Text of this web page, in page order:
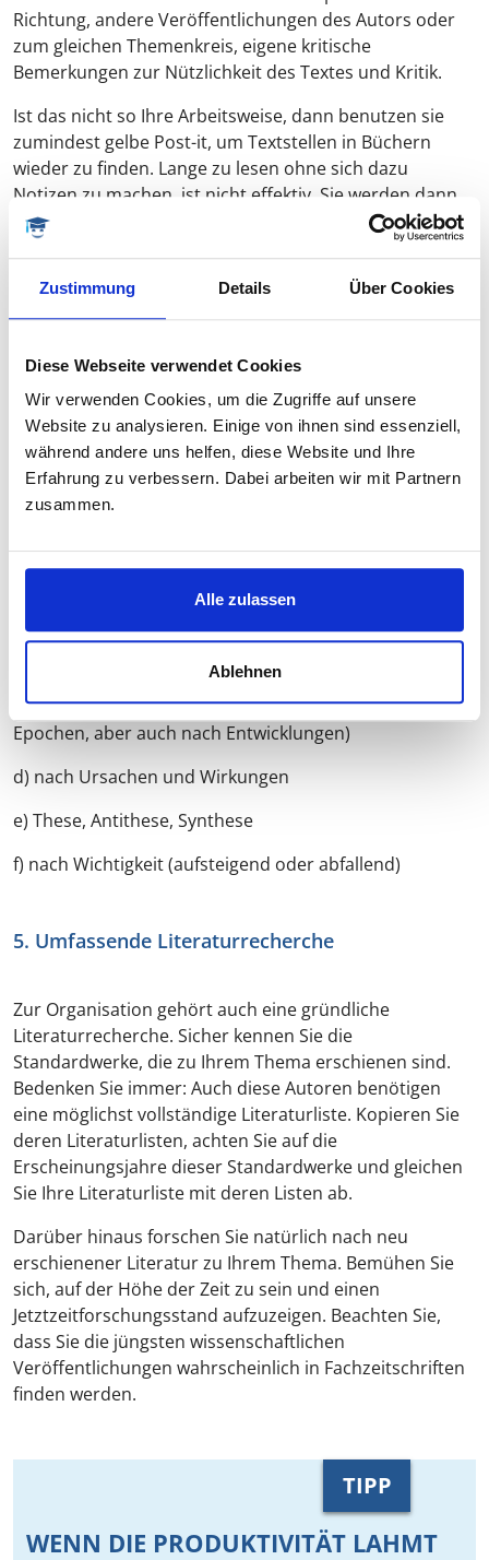
Zustimmung Details Über Cookies
Diese Webseite verwendet Cookies
Wir verwenden Cookies, um die Zugriffe auf unsere
Website zu analysieren. Einige von ihnen sind essenziell,
während andere uns helfen, diese Website und Ihre
Erfahrung zu verbessern. Dabei arbeiten wir mit Partnern
zusammen.
Alle zulassen
Ablehnen
Richtung, andere Veröffentlichungen des Autors oder
zum gleichen Themenkreis, eigene kritische
Bemerkungen zur Nützlichkeit des Textes und Kritik.
Ist das nicht so Ihre Arbeitsweise, dann benutzen sie
zumindest gelbe Post-it, um Textstellen in Büchern
wieder zu finden. Lange zu lesen ohne sich dazu
Notizen zu machen, ist nicht effektiv. Sie werden dann
später beim Schreiben feststellen, dass sie sich an
etwas Gelesenes erinnern, aber nicht mehr wissen, wo
es stand. Spätestens beim Einfügen von Zitaten in die
Bachelorarbeit wird das Ihren Zeitaufwand erhöhen.
4. Gliederungsmuster festlegen
Gliederungsmuster sind für die Organisation Ihrer
Bachelorarbeit besonders hilfreich, wenn sie ein erstes
Inhaltsverzeichnis entwerfen müssen. Solche Muster
a) das deduktive Verfahren: vom Allgemeinen zum
b) das induktive Verfahren: vom Besonderen zum
c) der chronologische Aufbau (nach Zeitabschnitten und
Epochen, aber auch nach Entwicklungen)
d) nach Ursachen und Wirkungen
e) These, Antithese, Synthese
f) nach Wichtigkeit (aufsteigend oder abfallend)
5. Umfassende Literaturrecherche
Zur Organisation gehört auch eine gründliche
Literaturrecherche. Sicher kennen Sie die
Standardwerke, die zu Ihrem Thema erschienen sind.
Bedenken Sie immer: Auch diese Autoren benötigen
eine möglichst vollständige Literaturliste. Kopieren Sie
deren Literaturlisten, achten Sie auf die
Erscheinungsjahre dieser Standardwerke und gleichen
Sie Ihre Literaturliste mit deren Listen ab.
Darüber hinaus forschen Sie natürlich nach neu
erschienener Literatur zu Ihrem Thema. Bemühen Sie
sich, auf der Höhe der Zeit zu sein und einen
Jetztzeitforschungsstand aufzuzeigen. Beachten Sie,
dass Sie die jüngsten wissenschaftlichen
Veröffentlichungen wahrscheinlich in Fachzeitschriften
finden werden.
TIPP
WENN DIE PRODUKTIVITÄT LAHMT